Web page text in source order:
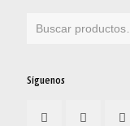
Síguenos